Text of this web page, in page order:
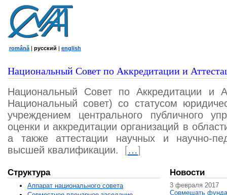
română | русский | english
Национальный Совет по Аккредитации и
Национальный Совет по Аккредитации и
Национальный совет) со статусом
учреждением центрального публичного
оценки и аккредитации организаций в
а также аттестации научных и научно-
высшей квалификации.
[…]
Структура
Аппарат национального совета
Новости
3 февраля 2017
Совмещать